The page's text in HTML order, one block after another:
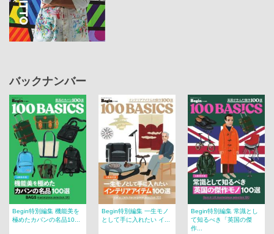
バックナンバー
Begin特別編集 機能美を
極めたカバンの名品10...
Begin特別編集 一生モノ
として手に入れたい イ...
Begin特別編集 常識とし
て知るべき「英国の傑
作...